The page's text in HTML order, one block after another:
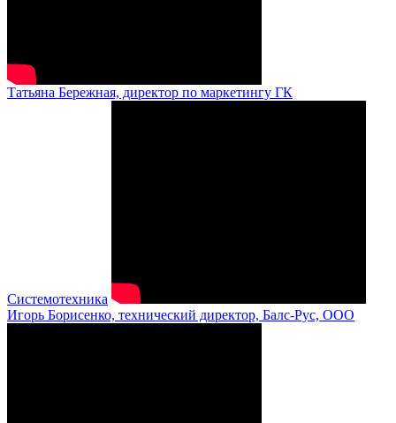
Татьяна Бережная, директор по маркетингу ГК
Системотехника
Игорь Борисенко, технический директор, Балс-Рус, ООО